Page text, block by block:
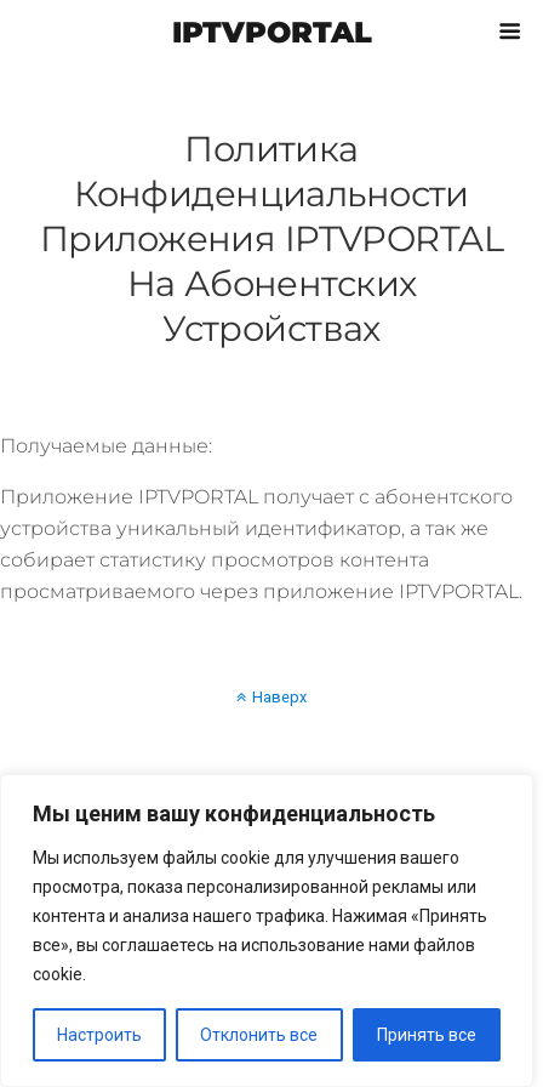
Мы ценим вашу конфиденциальность
Мы используем файлы cookie для улучшения вашего
просмотра, показа персонализированной рекламы или
контента и анализа нашего трафика. Нажимая «Принять
все», вы соглашаетесь на использование нами файлов
cookie.
Настроить Отклонить все Принять все
IPTVPORTAL
Политика
Конфиденциальности
Приложения IPTVPORTAL
На Абонентских
Устройствах
Получаемые данные:
Приложение IPTVPORTAL получает с абонентского
устройства уникальный идентификатор, а так же
собирает статистику просмотров контента
просматриваемого через приложение IPTVPORTAL.
Наверх